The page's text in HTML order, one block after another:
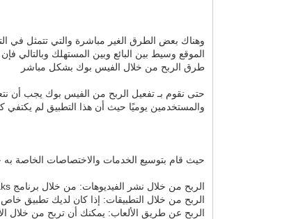
وهناك بعض الطرق الغير مباشرة والتي تتمثل في
الموقع وسيط بين البائع وبين المستهلك
طرق الربح من خلال الفيس بوك بشكل مباشر
حتى نقوم بـ تفعيل الربح من الفيس بوك يجب أن
والمستخدمين يوميًا حيث أن هذا التطبيق لم
حيث قام بتوسيع الخدمات والاختصاصات الخاصة
الربح من خلال نشر الفيديوهات: من خلال برنامج Ad Breaks يقوم البعض بالاشتراك فيه ومن ثم نشر الفيديوهات وعليها بعض الإعلانات الخاصة بالبرنامج.
الربح من خلال التطبيقات: إذا كان لديك تطبيق
الربح عن طريق الألعاب: يمكنك أن تربح من خلال